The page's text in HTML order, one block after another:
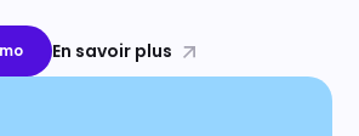
En savoir plus